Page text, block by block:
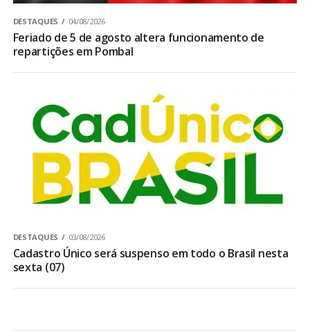
DESTAQUES 04/08/2026
Feriado de 5 de agosto altera funcionamento de
repartições em Pombal
DESTAQUES 03/08/2026
Cadastro Único será suspenso em todo o Brasil nesta
sexta (07)